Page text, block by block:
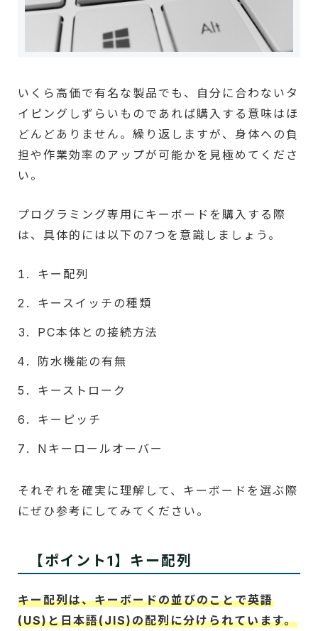
いくら高価で有名な製品でも、自分に合わないタ
イピングしずらいものであれば購入する意味はほ
どんどありません。繰り返しますが、身体への負
担や作業効率のアップが可能かを見極めてくださ
い。
プログラミング専用にキーボードを購入する際
は、具体的には以下の7つを意識しましょう。
キー配列
キースイッチの種類
PC本体との接続方法
防水機能の有無
キーストローク
キーピッチ
Nキーロールオーバー
それぞれを確実に理解して、キーボードを選ぶ際
にぜひ参考にしてみてください。
【ポイント1】キー配列
キー配列は、キーボードの並びのことで英語
(US)と日本語(JIS)の配列に分けられています。